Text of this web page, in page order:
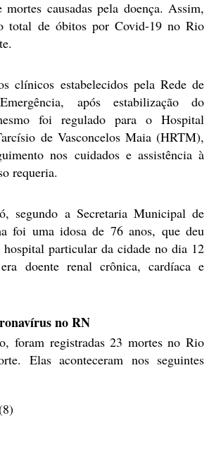
causadas pela doença. Assim,
total de óbitos por Covid-19 no Rio
clínicos estabelecidos pela Rede de
após estabilização do
foi regulado para o Hospital
de Vasconcelos Maia (HRTM),
nos cuidados e assistência à
requeria.
segundo a Secretaria Municipal de
foi uma idosa de 76 anos, que deu
hospital particular da cidade no dia 12
doente renal crônica, cardíaca e
no RN
foram registradas 23 mortes no Rio
Elas aconteceram nos seguintes